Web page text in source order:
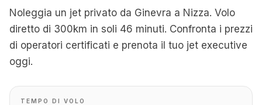
Noleggia un jet privato da Ginevra a Nizza. Volo
diretto di 300km in soli 46 minuti. Confronta i prezzi
di operatori certificati e prenota il tuo jet executive
oggi.
TEMPO DI VOLO